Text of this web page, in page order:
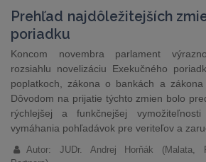
Prehľad najdôležitejších
poriadku
Koncom novembra parlament
rozsiahlu novelizáciu Exekučného
poplatkoch, zákona o bankách a
Dôvodom na prijatie týchto zmien bolo
rýchlejšej a funkčnejšej
vymáhania pohľadávok pre veriteľov a
Autor: JUDr. Andrej Horňák (Malata,